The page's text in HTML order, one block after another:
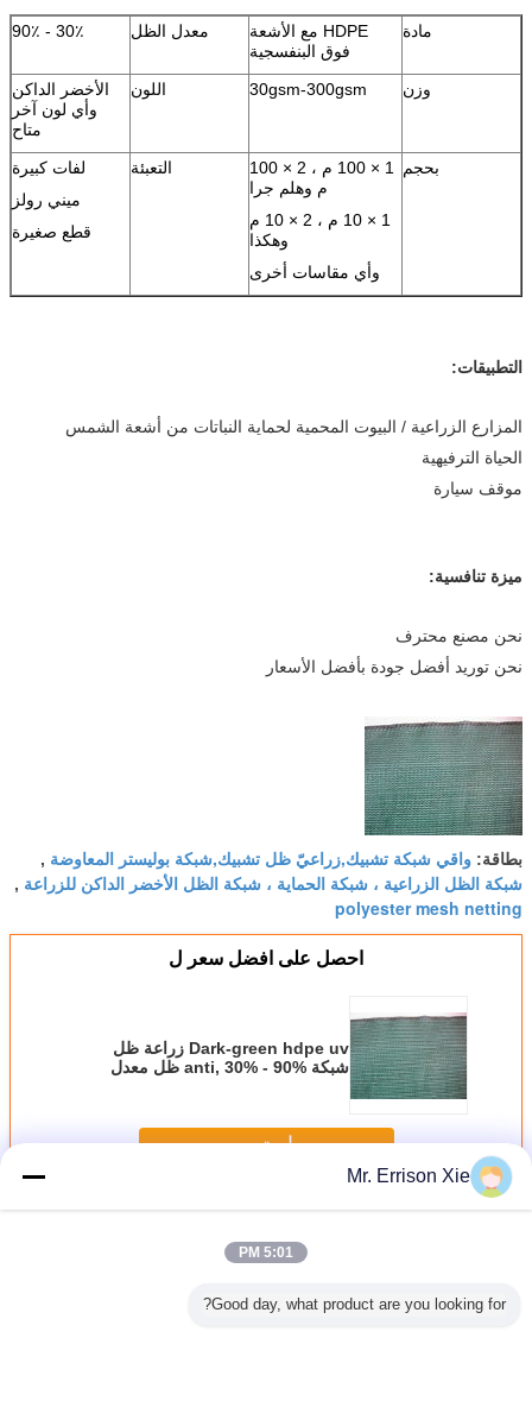
مادة
HDPE مع الأشعة
فوق البنفسجية
معدل الظل 30٪ - 90٪
وزن 30gsm-300gsm اللون
الأخضر الداكن
وأي لون آخر
متاح
بحجم
1 × 100 م ، 2 × 100
م وهلم جرا
1 × 10 م ، 2 × 10 م
وهكذا
وأي مقاسات أخرى
التعبئة
لفات كبيرة
ميني رولز
قطع صغيرة
التطبيقات:
المزارع الزراعية / البيوت المحمية لحماية النباتات من أشعة الشمس
الحياة الترفيهية
موقف سيارة
ميزة تنافسية:
نحن مصنع محترف
نحن توريد أفضل جودة بأفضل الأسعار
بطاقة: واقي شبكة تشبيك,زراعيّ ظل تشبيك,شبكة بوليستر المعاوضة ,
شبكة الظل الزراعية ، شبكة الحماية ، شبكة الظل الأخضر الداكن للزراعة ,
polyester mesh netting
احصل على افضل سعر ل
Dark-green hdpe uv زراعة ظل
شبكة anti, 30% - 90% ظل معدل
استمر
أكثرزراعة ظل شبكة
Mr. Errison Xie
5:01 PM
Good day, what product are you looking for?